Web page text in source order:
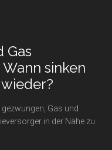
Gas
sinken
Gas und
in der Nähe zu